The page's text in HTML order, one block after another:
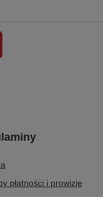
płatności i prowizje